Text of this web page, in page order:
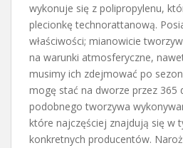
wykonuje się z polipropylenu,
plecionkę technorattanową.
właściwości; mianowicie
na warunki atmosferyczne,
musimy ich zdejmować po
mogę stać na dworze przez 365
podobnego tworzywa
które najczęściej znajdują się w
konkretnych producentów.